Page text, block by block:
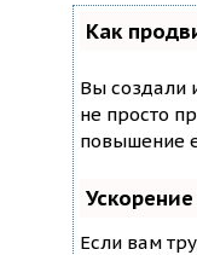
Как
Вы создали
не просто
повышение
Если вам